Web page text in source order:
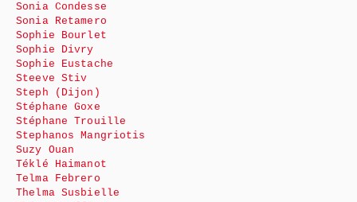
Sonia Condesse
Sonia Retamero
Sophie Bourlet
Sophie Divry
Sophie Eustache
Steeve Stiv
Steph (Dijon)
Stéphane Goxe
Stéphane Trouille
Stephanos Mangriotis
Suzy Ouan
Téklé Haimanot
Telma Febrero
Thelma Susbielle